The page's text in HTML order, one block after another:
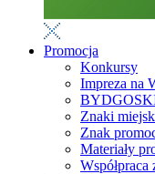
Promocja
Konkursy
Impreza na
Znaki
Znak
Materiały
Współpraca